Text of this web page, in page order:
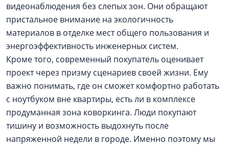
видеонаблюдения без слепых зон. Они обращают
пристальное внимание на экологичность
материалов в отделке мест общего пользования и
энергоэффективность инженерных систем.
Кроме того, современный покупатель оценивает
проект через призму сценариев своей жизни. Ему
важно понимать, где он сможет комфортно работать
с ноутбуком вне квартиры, есть ли в комплексе
продуманная зона коворкинга. Люди покупают
тишину и возможность выдохнуть после
напряженной недели в городе. Именно поэтому мы